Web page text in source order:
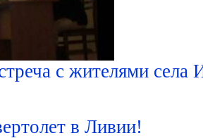
с жителями
в Ливии!